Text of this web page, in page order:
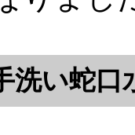
洗い蛇